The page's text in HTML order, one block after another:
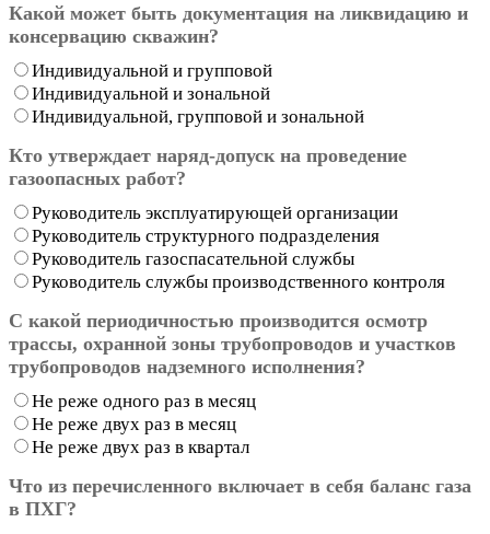
Какой может быть документация на ликвидацию и
консервацию скважин?
Индивидуальной и групповой
Индивидуальной и зональной
Индивидуальной, групповой и зональной
Кто утверждает наряд-допуск на проведение
газоопасных работ?
Руководитель эксплуатирующей организации
Руководитель структурного подразделения
Руководитель газоспасательной службы
Руководитель службы производственного контроля
С какой периодичностью производится осмотр
трассы, охранной зоны трубопроводов и участков
трубопроводов надземного исполнения?
Не реже одного раз в месяц
Не реже двух раз в месяц
Не реже двух раз в квартал
Что из перечисленного включает в себя баланс газа
в ПХГ?